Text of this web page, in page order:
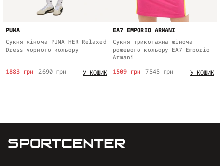
PUMA
Сукня жіноча PUMA HER Relaxed
Dress чорного кольору
2690 грн
1883 грн У КОШИК
EA7 EMPORIO ARMANI
Сукня трикотажна жіноча
рожевого кольору EA7 Emporio
Armani
7545 грн
1509 грн У КОШИК